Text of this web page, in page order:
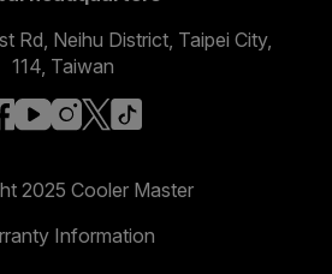
Rd, Neihu District, Taipei City,
114, Taiwan
facebook
youtube
instagram
x
2025 Cooler Master
Information